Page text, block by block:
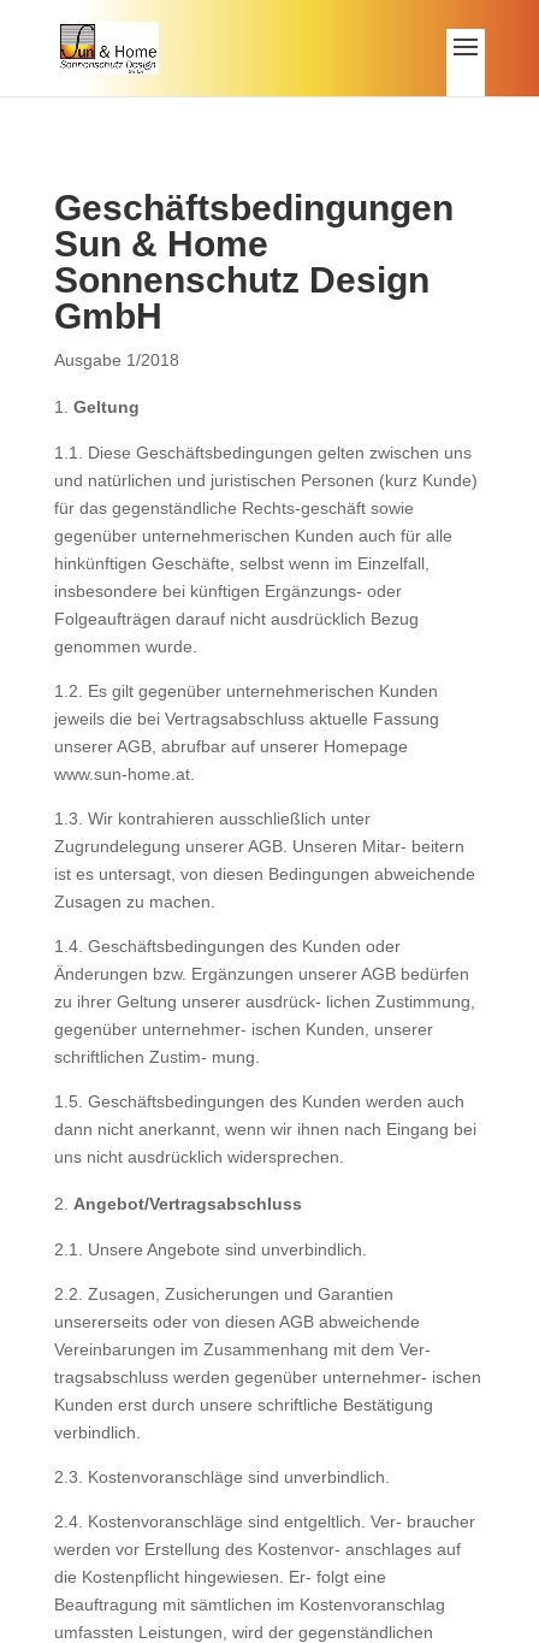
Geschäftsbedingungen
Sun & Home
Sonnenschutz Design
GmbH
Ausgabe 1/2018
Geltung
1.1. Diese Geschäftsbedingungen gelten zwischen uns
und natürlichen und juristischen Personen (kurz Kunde)
für das gegenständliche Rechts-geschäft sowie
gegenüber unternehmerischen Kunden auch für alle
hinkünftigen Geschäfte, selbst wenn im Einzelfall,
insbesondere bei künftigen Ergänzungs- oder
Folgeaufträgen darauf nicht ausdrücklich Bezug
genommen wurde.
1.2. Es gilt gegenüber unternehmerischen Kunden
jeweils die bei Vertragsabschluss aktuelle Fassung
unserer AGB, abrufbar auf unserer Homepage
www.sun-home.at.
1.3. Wir kontrahieren ausschließlich unter
Zugrundelegung unserer AGB. Unseren Mitar- beitern
ist es untersagt, von diesen Bedingungen abweichende
Zusagen zu machen.
1.4. Geschäftsbedingungen des Kunden oder
Änderungen bzw. Ergänzungen unserer AGB bedürfen
zu ihrer Geltung unserer ausdrück- lichen Zustimmung,
gegenüber unternehmer- ischen Kunden, unserer
schriftlichen Zustim- mung.
1.5. Geschäftsbedingungen des Kunden werden auch
dann nicht anerkannt, wenn wir ihnen nach Eingang bei
uns nicht ausdrücklich widersprechen.
Angebot/Vertragsabschluss
2.1. Unsere Angebote sind unverbindlich.
2.2. Zusagen, Zusicherungen und Garantien
unsererseits oder von diesen AGB abweichende
Vereinbarungen im Zusammenhang mit dem Ver-
tragsabschluss werden gegenüber unternehmer- ischen
Kunden erst durch unsere schriftliche Bestätigung
verbindlich.
2.3. Kostenvoranschläge sind unverbindlich.
2.4. Kostenvoranschläge sind entgeltlich. Ver- braucher
werden vor Erstellung des Kostenvor- anschlages auf
die Kostenpflicht hingewiesen. Er- folgt eine
Beauftragung mit sämtlichen im Kostenvoranschlag
umfassten Leistungen, wird der gegenständlichen